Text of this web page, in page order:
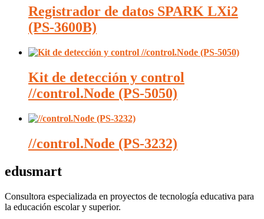
Registrador de datos SPARK LXi2
(PS-3600B)
Kit de detección y control
//control.Node (PS-5050)
//control.Node (PS-3232)
edusmart
Consultora especializada en proyectos de tecnología educativa para
la educación escolar y superior.